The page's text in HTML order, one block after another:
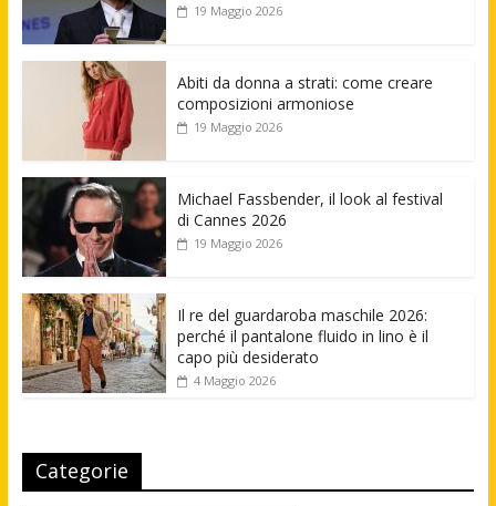
19 Maggio 2026
Abiti da donna a strati: come creare
composizioni armoniose
19 Maggio 2026
Michael Fassbender, il look al festival
di Cannes 2026
19 Maggio 2026
Il re del guardaroba maschile 2026:
perché il pantalone fluido in lino è il
capo più desiderato
4 Maggio 2026
Categorie